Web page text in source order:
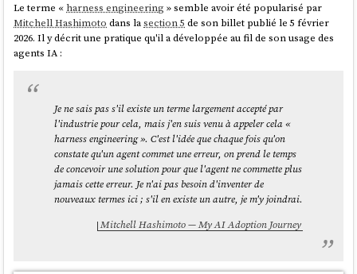
label: "without-agent-deepseek-v4-flash"
config:
provider_id: opencode-go
id:
opencode:sdk
label: "with-agent-minimax-m2.5"
config:
provider_id: opencode-go
model:
minimax-m2.5
apiKey:
"{{env.OPENCODE_API_KEY}}
working_dir:
./workdir2/
Le terme «harness engineering » semble avoir été popularisé par
Mitchell Hashimotodans lasection 5de son billet publié le 5 février
2026. Il y décrit une pratique qu'il a développée au fil de son usage des
agents IA :
Je ne sais pas s'il existe un terme largement accepté par
l'industrie pour cela, mais j'en suis venu à appeler cela «
harness engineering ». C'est l'idée que chaque fois qu'on
constate qu'un agent commet une erreur, on prend le temps
de concevoir une solution pour que l'agent ne commette plus
jamais cette erreur. Je n'ai pas besoin d'inventer de
nouveaux termes ici ; s'il en existe un autre, je m'y joindrai.
Mitchell Hashimoto — My AI Adoption Journey